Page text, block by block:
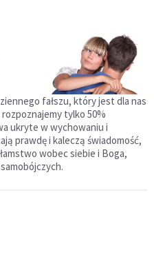
fałszu, który jest dla nas
tylko 50%
ukryte w wychowaniu i
prawdę i kaleczą świadomość,
wobec siebie i Boga,